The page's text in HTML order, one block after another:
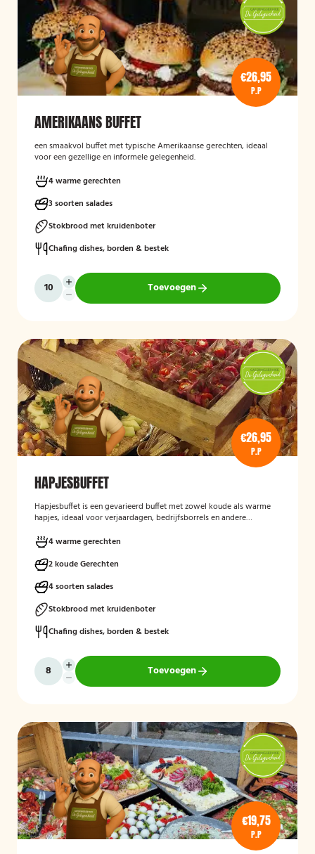
€26,95
P.P
AMERIKAANS BUFFET
een smaakvol buffet met typische Amerikaanse gerechten, ideaal
voor een gezellige en informele gelegenheid.
4 warme gerechten
3 soorten salades
Stokbrood met kruidenboter
Chafing dishes, borden & bestek
Toevoegen
€26,95
P.P
HAPJESBUFFET
Hapjesbuffet is een gevarieerd buffet met zowel koude als warme
hapjes, ideaal voor verjaardagen, bedrijfsborrels en andere
smaakvolle manier om gasten te laten genieten van verschillende
kleine gerechten, zonder een traditioneel diner te serveren.
4 warme gerechten
2 koude Gerechten
4 soorten salades
Stokbrood met kruidenboter
Chafing dishes, borden & bestek
Toevoegen
€19,75
P.P